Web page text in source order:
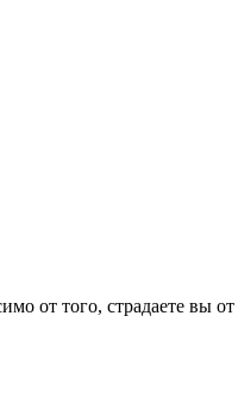
от того, страдаете вы от